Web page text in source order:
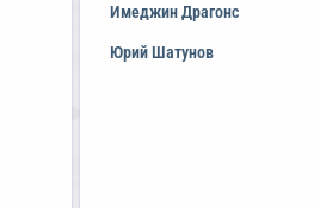
Имеджин Драгонс
Юрий Шатунов